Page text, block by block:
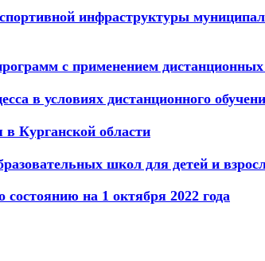
инфраструктуры
с применением
в условиях дистанционного
Курганской области
школ для детей и
состоянию на 1 октября 2022 года